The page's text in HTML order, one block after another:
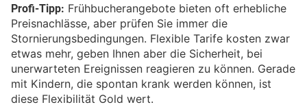
Profi-Tipp: Frühbucherangebote bieten oft erhebliche
Preisnachlässe, aber prüfen Sie immer die
Stornierungsbedingungen. Flexible Tarife kosten zwar
etwas mehr, geben Ihnen aber die Sicherheit, bei
unerwarteten Ereignissen reagieren zu können. Gerade
mit Kindern, die spontan krank werden können, ist
diese Flexibilität Gold wert.